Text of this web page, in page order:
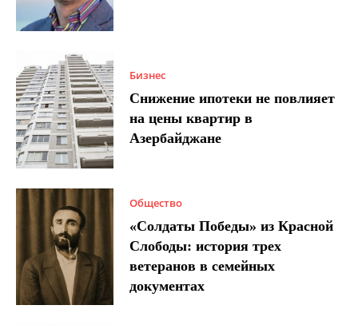
Бизнес
Снижение ипотеки не повлияет
на цены квартир в
Азербайджане
Общество
«Солдаты Победы» из Красной
Слободы: история трех
ветеранов в семейных
документах